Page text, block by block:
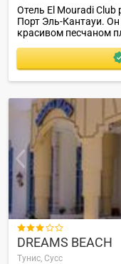
Отель El Mouradi
Порт Эль-Кантауи.
красивом песчаном

DREAMS BEACH
Тунис, Сусс